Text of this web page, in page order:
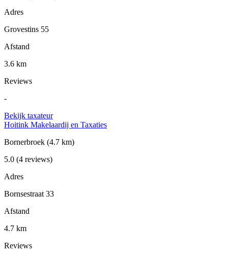
Adres
Grovestins 55
Afstand
3.6 km
Reviews
-
Bekijk taxateur
Hoitink Makelaardij en Taxaties
Bornerbroek (4.7 km)
5.0 (4 reviews)
Adres
Bornsestraat 33
Afstand
4.7 km
Reviews